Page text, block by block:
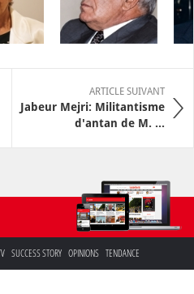
ARTICLE SUIVANT
Jabeur Mejri: Militantisme
d'antan de M. ...
SUCCESS STORY OPINIONS TENDANCE